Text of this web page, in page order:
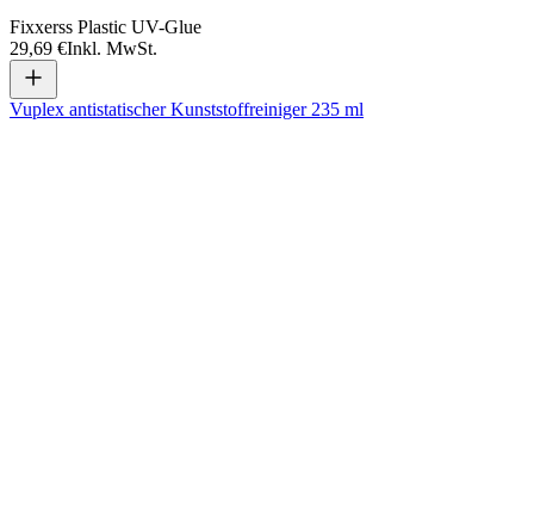
Fixxerss Plastic UV-Glue
29,69 €Inkl. MwSt.
Vuplex antistatischer Kunststoffreiniger 235 ml